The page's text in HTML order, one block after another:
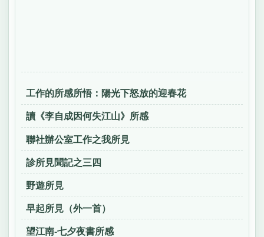
工作的所感所悟：陽光下怒放的迎春花
讀《李自成因何失江山》所感
聯社辦公室工作之我所見
診所見聞記之三四
野遊所見
早起所見（外一首）
望江南-七夕夜書所感